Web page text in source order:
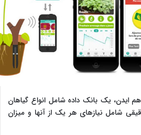
ایدن، یک بانک داده شامل انواع گیاهان
شامل نیازهای هر یک از آنها و میزان